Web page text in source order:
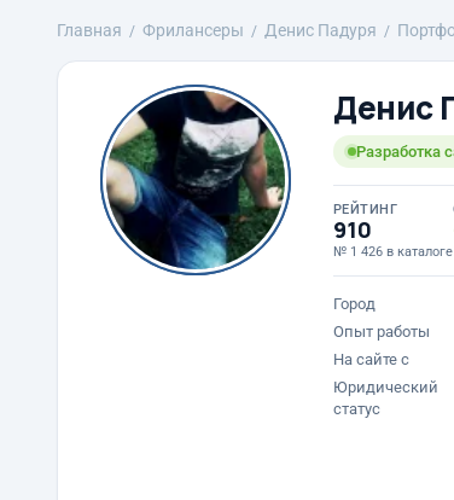
Главная Фрилансеры Денис Падуря
Денис
Разработка
РЕЙТИНГ
910
№ 1 426 в каталоге
Город
Опыт работы
На сайте с
Юридический
статус